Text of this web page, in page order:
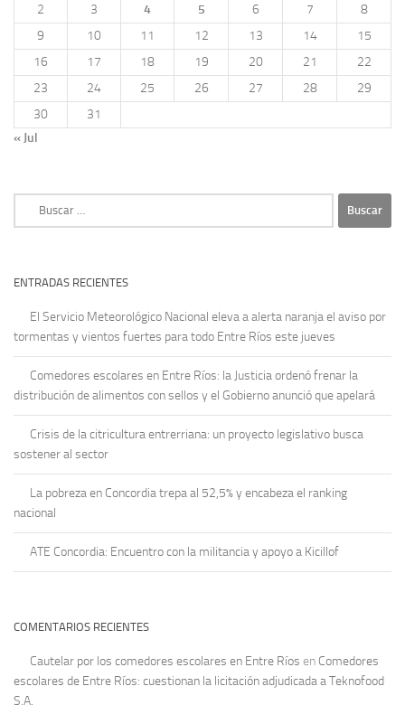
2
3 4 5 6 7
8
9
10 11 12 13 14
15
16
17 18 19 20 21
22
23
24 25 26 27 28
29
30
31
« Jul
ENTRADAS RECIENTES
El Servicio Meteorológico Nacional eleva a alerta naranja el aviso por
tormentas y vientos fuertes para todo Entre Ríos este jueves
Comedores escolares en Entre Ríos: la Justicia ordenó frenar la
distribución de alimentos con sellos y el Gobierno anunció que apelará
Crisis de la citricultura entrerriana: un proyecto legislativo busca
sostener al sector
La pobreza en Concordia trepa al 52,5% y encabeza el ranking
nacional
ATE Concordia: Encuentro con la militancia y apoyo a Kicillof
COMENTARIOS RECIENTES
Cautelar por los comedores escolares en Entre Ríos en Comedores
escolares de Entre Ríos: cuestionan la licitación adjudicada a Teknofood
S.A.